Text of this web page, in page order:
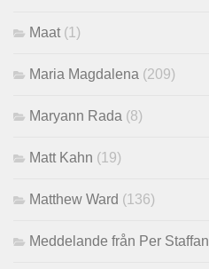
Maat (1)
Maria Magdalena (209)
Maryann Rada (8)
Matt Kahn (19)
Matthew Ward (136)
Meddelande från Per Staffan